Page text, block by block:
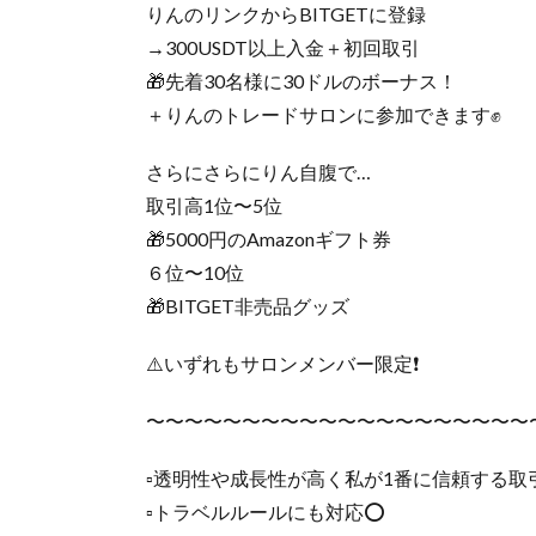
りんのリンクからBITGETに登録
→300USDT以上入金＋初回取引
🎁先着30名様に30ドルのボーナス！
＋りんのトレードサロンに参加できます✊
さらにさらにりん自腹で…
取引高1位〜5位
🎁5000円のAmazonギフト券
６位〜10位
🎁BITGET非売品グッズ
⚠️いずれもサロンメンバー限定❗️
〜〜〜〜〜〜〜〜〜〜〜〜〜〜〜〜〜〜〜〜
▫️透明性や成長性が高く私が1番に信頼する取
▫️トラベルルールにも対応⭕️